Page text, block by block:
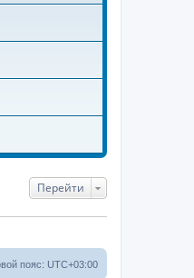
Перейти
пояс: UTC+03:00